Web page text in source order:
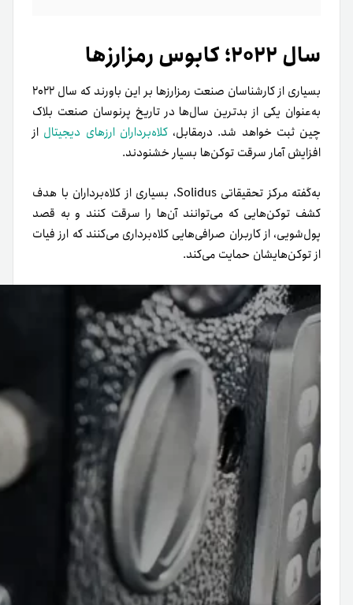
سال ۲۰۲۲؛ کابوس رمزارزها
بسیاری از کارشناسان صنعت رمزارزها بر این باورند که سال ۲۰۲۲
به‌عنوان یکی از بدترین سال‌ها در تاریخ پرنوسان صنعت بلاک
چین ثبت خواهد شد. درمقابل،کلاه‌برداران ارزهای دیجیتال از
افزایش آمار سرقت توکن‌ها بسیار خشنودند.
به‌گفته مرکز تحقیقاتی Solidus، بسیاری از کلاه‌برداران با هدف
کشف توکن‌هایی که می‌توانند آن‌ها را سرقت کنند و به قصد
پول‌شویی، از کاربران صرافی‌هایی کلاه‌برداری می‌کنند که ارز فیات
از توکن‌هایشان حمایت می‌کند.